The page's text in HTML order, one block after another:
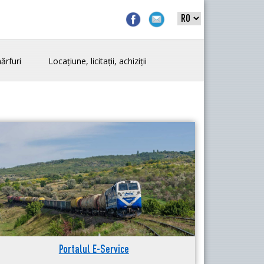
Locațiune, licitații, achiziții
Portalul E-Service